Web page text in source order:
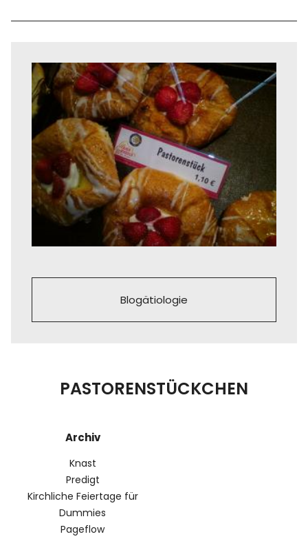
Blogätiologie
PASTORENSTÜCKCHEN
Archiv
Knast
Predigt
Kirchliche Feiertage für
Dummies
Pageflow